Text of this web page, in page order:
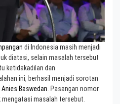
di Indonesia masih menjadi
diatasi, selain masalah tersebut
ketidakadilan dan
ini, berhasil menjadi sorotan
Anies Baswedan. Pasangan nomor
masalah tersebut.